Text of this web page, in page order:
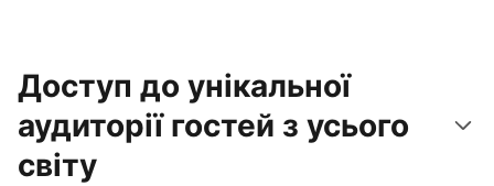
Доступ до унікальної
аудиторії гостей з усього
світу